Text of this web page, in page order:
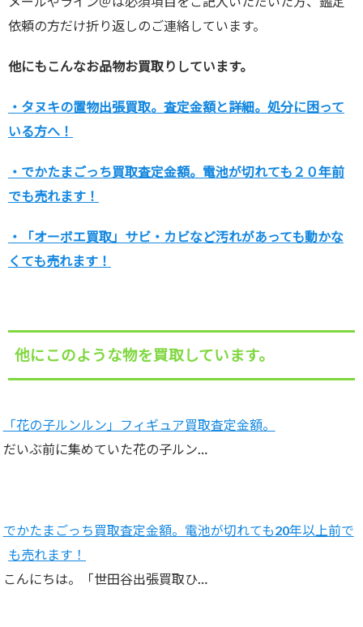
依頼の方だけ折り返しのご連絡しています。
他にもこんなお品物お買取りしています。
・タヌキの置物出張買取。査定金額と詳細。処分に困って
いる方へ！
・でかたまごっち買取査定金額。電池が切れても２０年前
でも売れます！
・「オーボエ買取」サビ・カビなど汚れがあっても動かな
くても売れます！
他にこのような物を買取しています。
「花の子ルンルン」フィギュア買取査定金額。
だいぶ前に集めていた花の子ルン…
でかたまごっち買取査定金額。電池が切れても20年以上前で
も売れます！
こんにちは。「世田谷出張買取ひ…